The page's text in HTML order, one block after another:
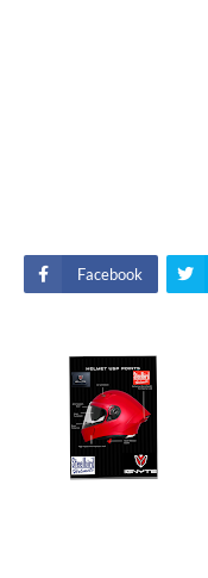
Facebook